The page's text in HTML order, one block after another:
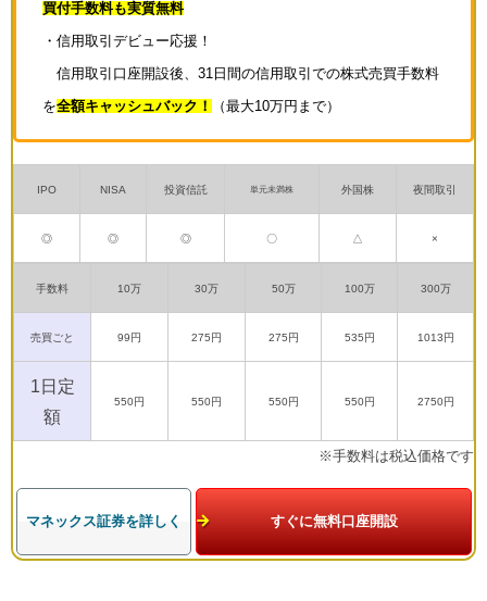
買付手数料も実質無料
・信用取引デビュー応援！
信用取引口座開設後、31日間の信用取引での株式売買手数料
を全額キャッシュバック！ （最大10万円まで）
IPO NISA 投資信託 単元未満株 外国株 夜間取引
◎ ◎ ◎ 〇 △ ×
手数料 10万 30万 50万 100万 300万
売買ごと 99円 275円 275円 535円 1013円
1日定
額
550円 550円 550円 550円 2750円
※手数料は税込価格です
マネックス証券を詳しく すぐに無料口座開設